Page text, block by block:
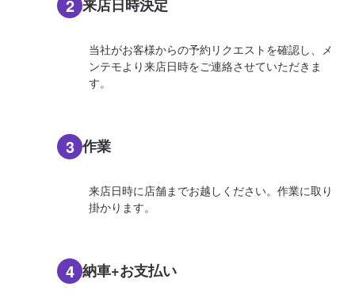
2 来店日時決定
当社がお客様からの予約リクエストを確認し、メ
ンテモより来店日時をご連絡させていただきま
す。
3 作業
来店日時に店舗までお越しください。作業に取り
掛かります。
4 納車+お支払い